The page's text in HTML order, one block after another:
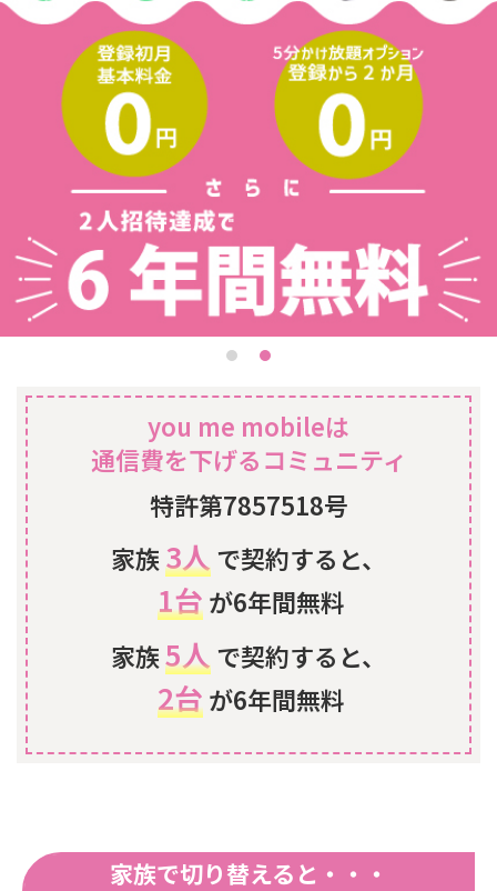
you me mobileは
通信費を下げるコミュニティ
特許第7857518号
家族 3人 で契約すると、
1台 が6年間無料
家族5人 で契約すると、
2台 が6年間無料
家族で切り替えると・・・